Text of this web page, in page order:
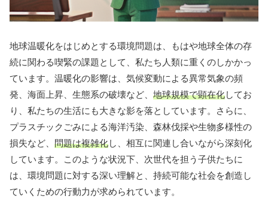
地球温暖化をはじめとする環境問題は、もはや地球全体の存
続に関わる喫緊の課題として、私たち人類に重くのしかかっ
ています。温暖化の影響は、気候変動による異常気象の頻
発、海面上昇、生態系の破壊など、 地球規模で顕在化してお
り、私たちの生活にも大きな影を落としています。さらに、
プラスチックごみによる海洋汚染、森林伐採や生物多様性の
損失など、 問題は複雑化し、相互に関連し合いながら深刻化
しています。このような状況下、次世代を担う子供たちに
は、環境問題に対する深い理解と、持続可能な社会を創造し
ていくための行動力が求められています。